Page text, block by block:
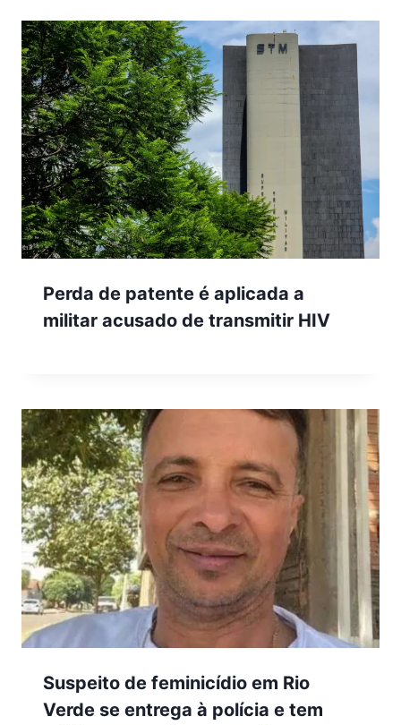
Perda de patente é aplicada a
militar acusado de transmitir HIV
Suspeito de feminicídio em Rio
Verde se entrega à polícia e tem